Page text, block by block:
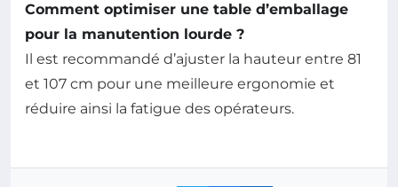
Comment optimiser une table d’emballage
pour la manutention lourde ?
Il est recommandé d’ajuster la hauteur entre 81
et 107 cm pour une meilleure ergonomie et
réduire ainsi la fatigue des opérateurs.